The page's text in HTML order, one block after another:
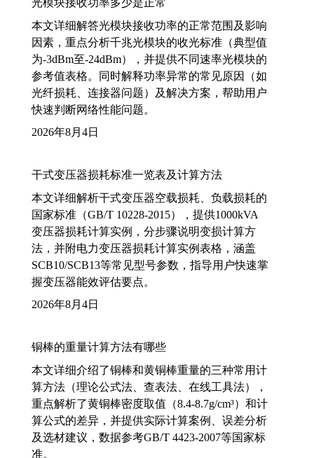
本文详细解答光模块接收功率的正常范围及影响
因素，重点分析千兆光模块的收光标准（典型值
为-3dBm至-24dBm），并提供不同速率光模块的
参考值表格。同时解释功率异常的常见原因（如
光纤损耗、连接器问题）及解决方案，帮助用户
快速判断网络性能问题。
2026年8月4日
干式变压器损耗标准一览表及计算方法
本文详细解析干式变压器空载损耗、负载损耗的
国家标准（GB/T 10228-2015），提供1000kVA
变压器损耗计算实例，分步骤说明变损计算方
法，并附电力变压器损耗计算实例表格，涵盖
SCB10/SCB13等常见型号参数，指导用户快速掌
握变压器能效评估要点。
2026年8月4日
铜棒的重量计算方法有哪些
本文详细介绍了铜棒和黄铜棒重量的三种常用计
算方法（理论公式法、查表法、在线工具法），
重点解析了黄铜棒密度取值（8.4-8.7g/cm³）和计
算公式的差异，并提供实际计算案例、误差分析
及选材建议，数据参考GB/T 4423-2007等国家标
准。